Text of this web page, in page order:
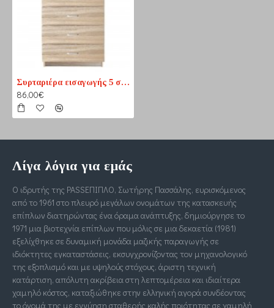
Συρταριέρα εισαγωγής 5 συρτάρια
86,00€
Λίγα λόγια για εμάς
Ο ιδρυτής της PASSΕΠΙΠΛΟ, Σωτήρης Πασσάλης, ευρισκόμενος
από το 1961 στο πλευρό μεγάλων ονομάτων της κατασκευής
επίπλων διατηρώντας ένα όραμα ανάπτυξης, δημιούργησε το
1971 μια βιοτεχνία επίπλων που μόλις σε μια δεκαετία (1981)
εξελίχθηκε σε δυναμική μονάδα μαζικής παραγωγής σε
ιδιόκτητες εγκαταστάσεις, εκσυγχρονίζοντας τον μηχανολογικό
της εξοπλισμό και με υψηλούς στόχους, άριστη τεχνική
κατάρτιση, απόλυτη ακρίβεια στη λεπτομέρεια και ιδιαίτερα
χαμηλό κόστος, καταξιώθηκε στην ελληνική αγορά συνδέοντας
το όνομά της με εγγύηση σταθερής καλής ποιότητας σε χαμηλή